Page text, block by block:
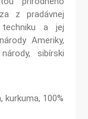
z pradávnej
a jej
Ameriky,
sibírski
100%